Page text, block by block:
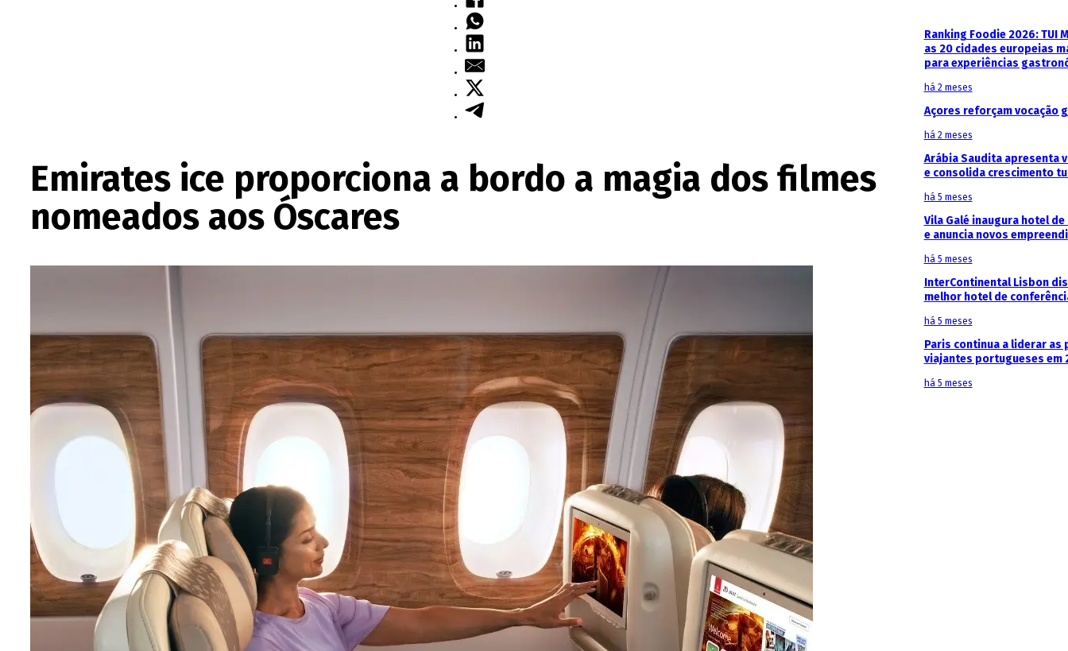
Emirates ice proporciona a bordo a magia dos filmes
nomeados aos Óscares
Ranking Foodie 2026: TUI
as 20 cidades europeias
para experiências
há 2 meses
Açores reforçam vocação
há 2 meses
Arábia Saudita apresenta
e consolida crescimento
há 5 meses
Vila Galé inaugura hotel de
e anuncia novos
há 5 meses
InterContinental Lisbon
melhor hotel de
há 5 meses
Paris continua a liderar as
viajantes portugueses em
há 5 meses